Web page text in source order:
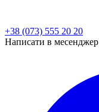
+38 (073) 555 20 20
Написати в месенджер